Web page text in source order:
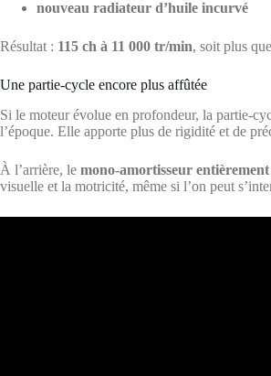
nouveau radiateur d’huile incurvé
Résultat : 115 ch à 11 000 tr/min, soit plus
Une partie-cycle encore plus affûtée
Si le moteur évolue en profondeur, la partie-
l’époque. Elle apporte plus de rigidité et de
À l’arrière, le mono-amortisseur
visuelle et la motricité, même si l’on peut